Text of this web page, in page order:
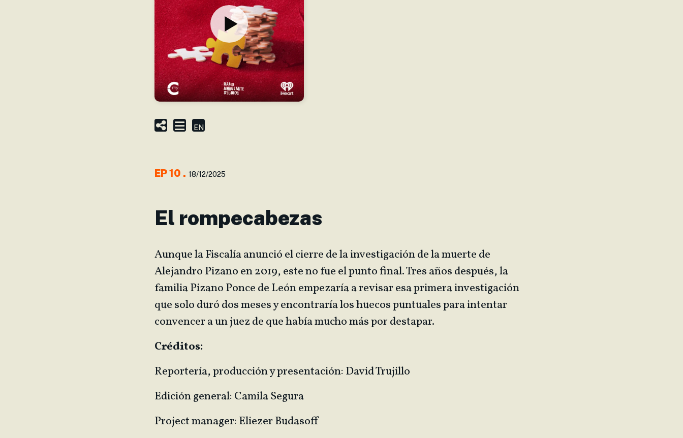
EN
EP10 . 18/12/2025
El rompecabezas
Aunque la Fiscalía anunció el cierre de la investigación de la muerte de
Alejandro Pizano en 2019, este no fue el punto final. Tres años después, la
familia Pizano Ponce de León empezaría a revisar esa primera investigación
que solo duró dos meses y encontraría los huecos puntuales para intentar
convencer a un juez de que había mucho más por destapar.
Créditos:
Reportería, producción y presentación: David Trujillo
Edición general: Camila Segura
Project manager: Eliezer Budasoff